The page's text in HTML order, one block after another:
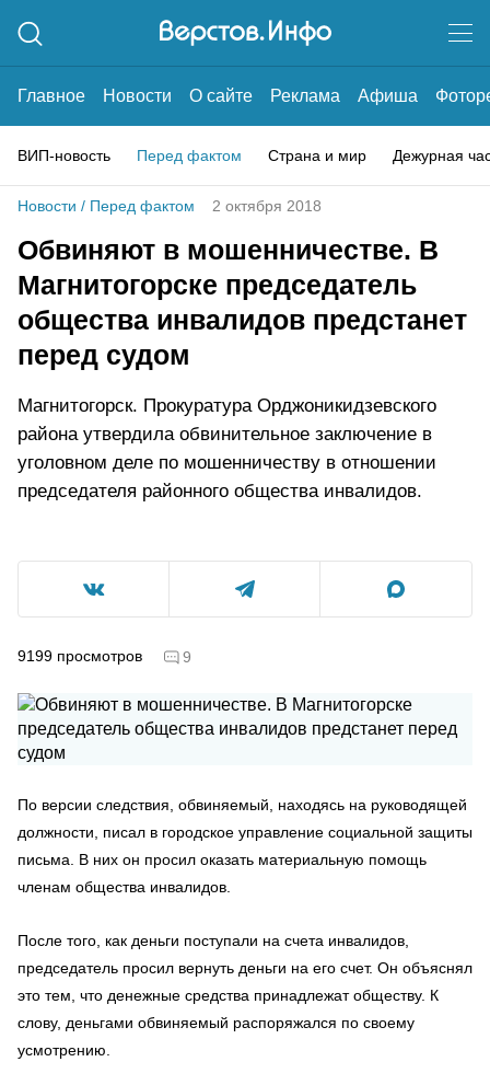
Главное Новости О сайте Реклама Афиша
ВИП-новость Перед фактом Страна и мир Дежурная
Новости / Перед фактом 2 октября 2018
Обвиняют в мошенничестве. В
Магнитогорске председатель
общества инвалидов предстанет
перед судом
Магнитогорск. Прокуратура Орджоникидзевского
района утвердила обвинительное заключение в
уголовном деле по мошенничеству в отношении
председателя районного общества инвалидов.
9199 просмотров 9
По версии следствия, обвиняемый, находясь на руководящей
должности, писал в городское управление социальной защиты
письма. В них он просил оказать материальную помощь
членам общества инвалидов.
После того, как деньги поступали на счета инвалидов,
председатель просил вернуть деньги на его счет. Он объяснял
это тем, что денежные средства принадлежат обществу. К
слову, деньгами обвиняемый распоряжался по своему
усмотрению.